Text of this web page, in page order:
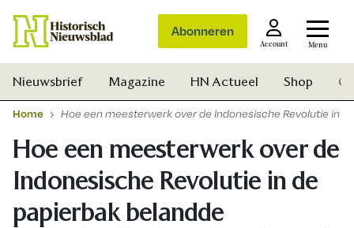
Abonneren
Account Menu
Nieuwsbrief Magazine HN Actueel Shop
Home Hoe een meesterwerk over de Indonesische Revolutie in
Hoe een meesterwerk over de
Indonesische Revolutie in de
papierbak belandde